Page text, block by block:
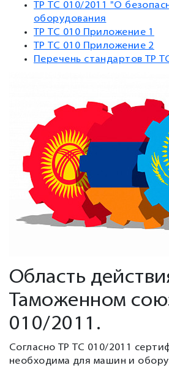
ТР ТС 010/2011 "О
оборудования
ТР ТС 010 Приложение 1
ТР ТС 010 Приложение 2
Перечень стандартов ТР
Область
Таможенном
010/2011.
Согласно ТР ТС 010/2011
необходима для машин и